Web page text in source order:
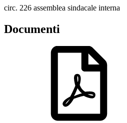
circ. 226 assemblea sindacale interna
Documenti